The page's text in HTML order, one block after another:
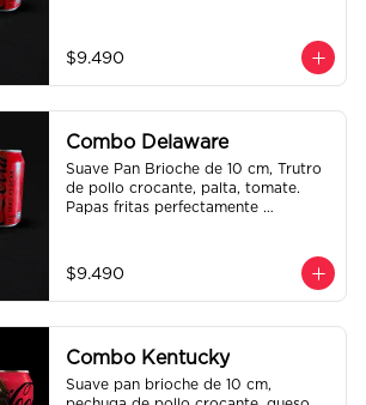
de la casa de regalo a elección y una
Bebida de 350cc a elección.
$9.490
Combo Delaware
Suave Pan Brioche de 10 cm, Trutro
de pollo crocante, palta, tomate.
Papas fritas perfectamente
350cc a elección.
$9.490
Combo Kentucky
Suave pan brioche de 10 cm,